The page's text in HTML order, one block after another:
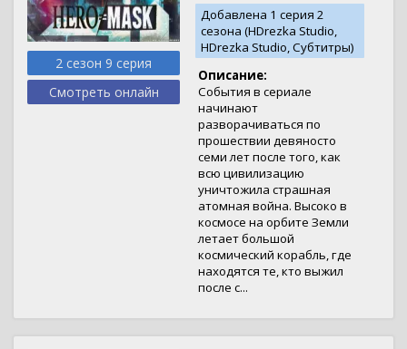
2 сезон 9 серия
Смотреть онлайн
Добавлена 1 серия 2
сезона (HDrezka Studio,
HDrezka Studio, Субтитры)
Описание:
События в сериале
начинают
разворачиваться по
прошествии девяносто
семи лет после того, как
всю цивилизацию
уничтожила страшная
атомная война. Высоко в
космосе на орбите Земли
летает большой
космический корабль, где
находятся те, кто выжил
после с...